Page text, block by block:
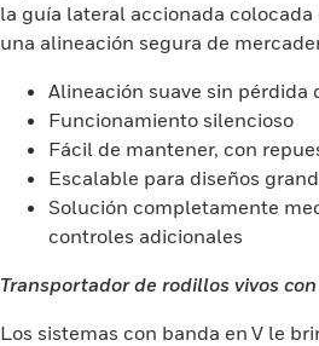
la guía lateral accionada
una alineación segura de
Alineación suave sin pérdida
Funcionamiento silencioso
Fácil de mantener, con
Escalable para diseños
Solución completamente
controles adicionales
Transportador de rodillos vivos
Los sistemas con banda en V le